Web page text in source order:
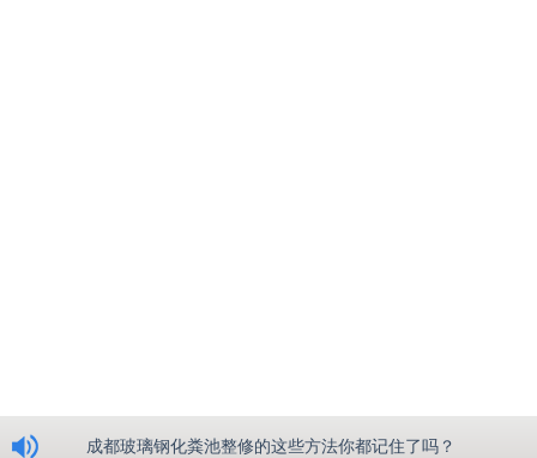
成都玻璃钢化粪池整修的这些方法你都记住了吗？